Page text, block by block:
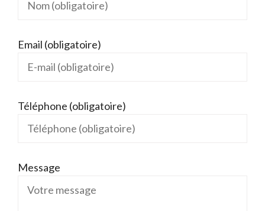
Email (obligatoire)
Téléphone (obligatoire)
Message